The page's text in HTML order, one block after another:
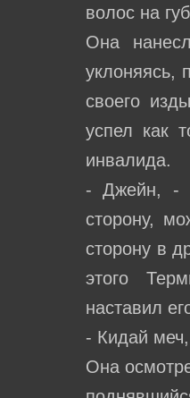
волос на
Она
уклоняясь,
своего
успел как
инвалида.
- Джейн, -
сторону,
сторону в
этого
наставил
- Кидай
Она